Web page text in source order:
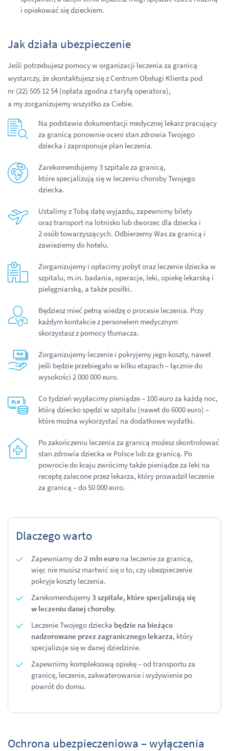
i opiekować się dzieckiem.
Jak działa ubezpieczenie
Jeśli potrzebujesz pomocy w organizacji leczenia za granicą
wystarczy, że skontaktujesz się z Centrum Obsługi Klienta pod
nr (22) 505 12 54 (opłata zgodna z taryfą operatora),
a my zorganizujemy wszystko za Ciebie.
Na podstawie dokumentacji medycznej lekarz pracujący
za granicą ponownie oceni stan zdrowia Twojego
dziecka i zaproponuje plan leczenia.
Zarekomendujemy 3 szpitale za granicą,
które specjalizują się w leczeniu choroby Twojego
dziecka.
Ustalimy z Tobą datę wyjazdu, zapewnimy bilety
oraz transport na lotnisko lub dworzec dla dziecka i
2 osób towarzyszących. Odbierzemy Was za granicą i
zawieziemy do hotelu.
Zorganizujemy i opłacimy pobyt oraz leczenie dziecka w
szpitalu, m.in. badania, operacje, leki, opiekę lekarską i
pielęgniarską, a także posiłki.
Będziesz mieć pełną wiedzę o procesie leczenia. Przy
każdym kontakcie z personelem medycznym
skorzystasz z pomocy tłumacza.
Zorganizujemy leczenie i pokryjemy jego koszty, nawet
jeśli będzie przebiegało w kilku etapach – łącznie do
wysokości 2 000 000 euro.
Co tydzień wypłacimy pieniądze – 100 euro za każdą noc,
którą dziecko spędzi w szpitalu (nawet do 6000 euro) –
które można wykorzystać na dodatkowe wydatki.
Po zakończeniu leczenia za granicą możesz skontrolować
stan zdrowia dziecka w Polsce lub za granicą. Po
powrocie do kraju zwrócimy także pieniądze za leki na
receptę zalecone przez lekarza, który prowadził leczenie
za granicą – do 50 000 euro.
Dlaczego warto
Zapewniamy do2 mln euro na leczenie za granicą,
więc nie musisz martwić się o to, czy ubezpieczenie
pokryje koszty leczenia.
Zarekomendujemy3 szpitale, które specjalizują się
w leczeniu danej choroby.
Leczenie Twojego dziecka będzie na bieżąco
nadzorowane przez zagranicznego lekarza, który
specjalizuje się w danej dziedzinie.
Zapewnimy kompleksową opiekę – od transportu za
granicę, leczenie, zakwaterowanie i wyżywienie po
powrót do domu.
Ochrona ubezpieczeniowa – wyłączenia